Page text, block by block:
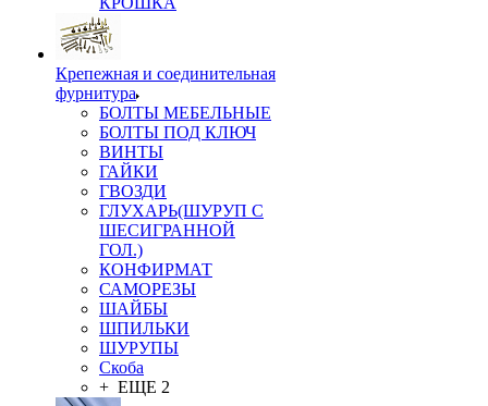
Крепежная и соединительная
фурнитура
БОЛТЫ МЕБЕЛЬНЫЕ
БОЛТЫ ПОД КЛЮЧ
ВИНТЫ
ГАЙКИ
ГВОЗДИ
ГЛУХАРЬ(ШУРУП С
ШЕСИГРАННОЙ
ГОЛ.)
КОНФИРМАТ
САМОРЕЗЫ
ШАЙБЫ
ШПИЛЬКИ
ШУРУПЫ
Скоба
+ ЕЩЕ 2